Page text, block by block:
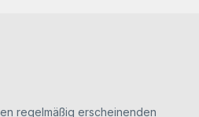
Klebemontage. Hierzu sind
Klebepads auf der Rückseite
erfolgt durch wechselbare
regelmäßig erscheinenden